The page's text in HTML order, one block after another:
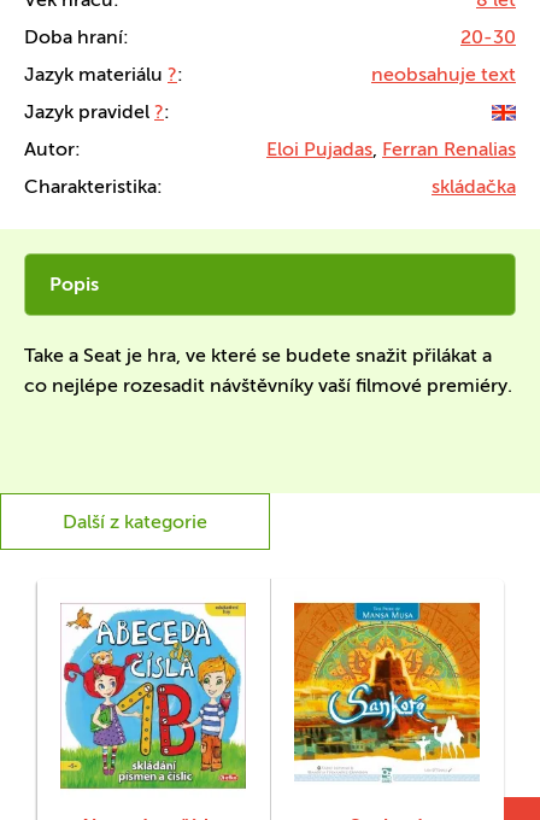
Doba hraní:
20-30
Jazyk materiálu ?:
neobsahuje text
Jazyk pravidel ?:
Autor:
Eloi Pujadas, Ferran Renalias
Charakteristika:
skládačka
Popis
Take a Seat je hra, ve které se budete snažit přilákat a
co nejlépe rozesadit návštěvníky vaší filmové premiéry.
Další z kategorie